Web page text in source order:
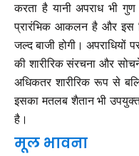
करता है यानी अपराध भी
प्रारंभिक आकलन है और इस
जल्द बाजी होगी। अपराधियों
की शारीरिक संरचना और
अधिकतर शारीरिक रूप से
इसका मतलब शैतान भी
है।
मूल भावना